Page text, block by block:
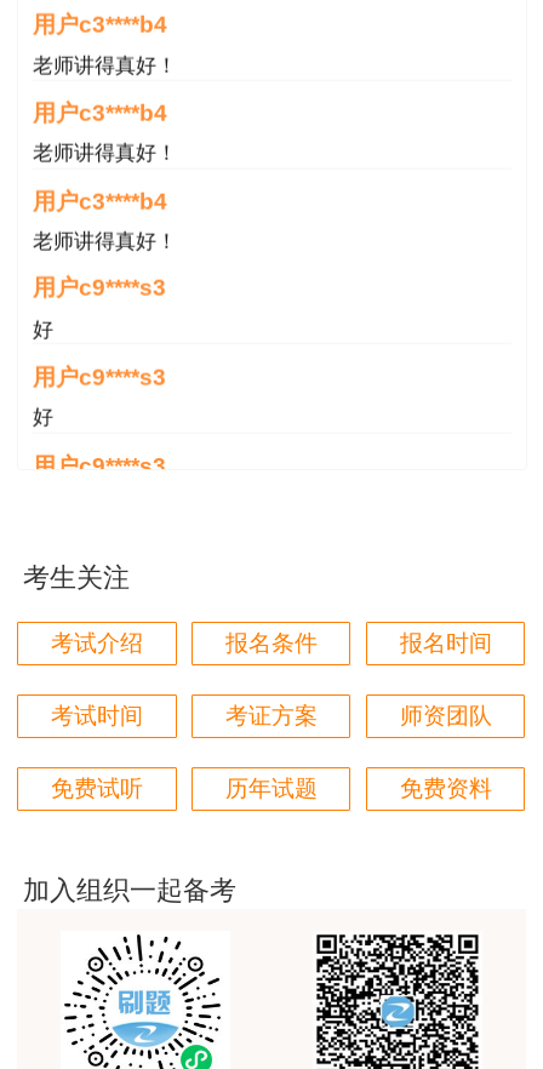
事安全生产业务满3年。
用户c3****b4
老师讲得真好！
用户c3****b4
老师讲得真好！
用户c3****b4
老师讲得真好！
用户c9****s3
好
用户c9****s3
好
用户c9****s3
这个班太适合我这种自制力差的了，有班主任督促
用户zh****87
贾老师讲的太好了，题库、资料还多
老师们讲的很好，通俗易懂，对小白很友好
建筑专业跟网校过了，今年考其他安全，还是选择网
校。
用户m6****57
师资过硬，学习无忧，感觉自已选对了
用户da****ng
考生关注
考试介绍 报名条件 报名时间
考试时间 考证方案 师资团队
免费试听 历年试题 免费资料
加入组织一起备考